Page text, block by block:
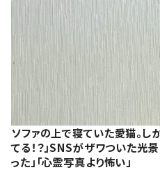
ソファの上で寝ていた愛猫。し
てる！？」SNSがザワついた光景
った」「心霊写真より怖い」